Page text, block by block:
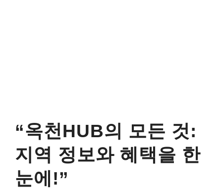
“옥천HUB의 모든 것:
지역 정보와 혜택을 한
눈에!”